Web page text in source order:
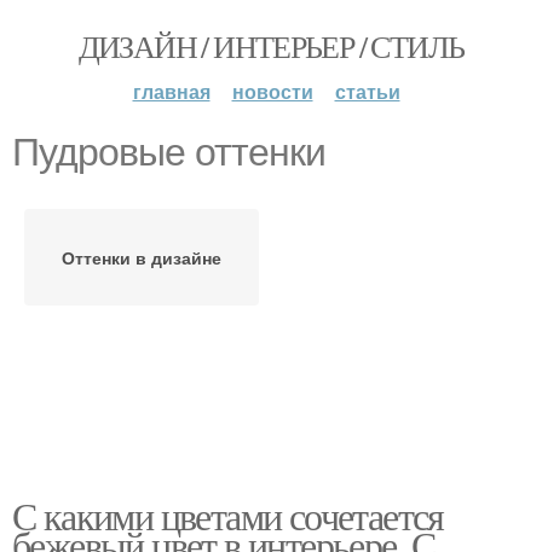
ДИЗАЙН / ИНТЕРЬЕР / СТИЛЬ
главная новости статьи
Пудровые оттенки
Оттенки в дизайне
С какими цветами сочетается